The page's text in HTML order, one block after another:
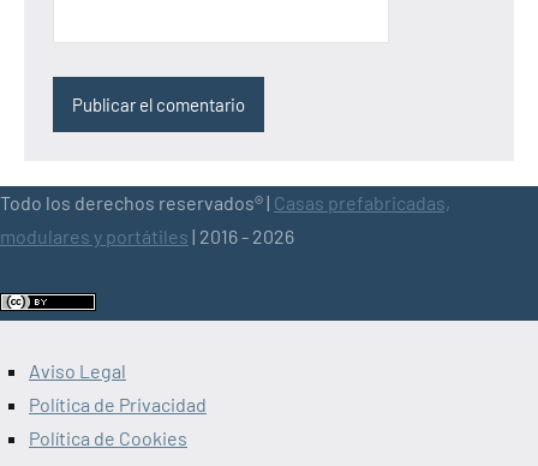
Todo los derechos reservados® | Casas prefabricadas,
modulares y portátiles | 2016 - 2026
Aviso Legal
Política de Privacidad
Política de Cookies